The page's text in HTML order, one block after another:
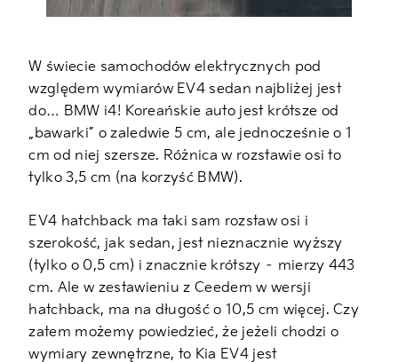
W świecie samochodów elektrycznych pod
względem wymiarów EV4 sedan najbliżej jest
do… BMW i4! Koreańskie auto jest krótsze od
„bawarki” o zaledwie 5 cm, ale jednocześnie o 1
cm od niej szersze. Różnica w rozstawie osi to
tylko 3,5 cm (na korzyść BMW).
EV4 hatchback ma taki sam rozstaw osi i
szerokość, jak sedan, jest nieznacznie wyższy
(tylko o 0,5 cm) i znacznie krótszy – mierzy 443
cm. Ale w zestawieniu z Ceedem w wersji
hatchback, ma na długość o 10,5 cm więcej. Czy
zatem możemy powiedzieć, że jeżeli chodzi o
wymiary zewnętrzne, to Kia EV4 jest